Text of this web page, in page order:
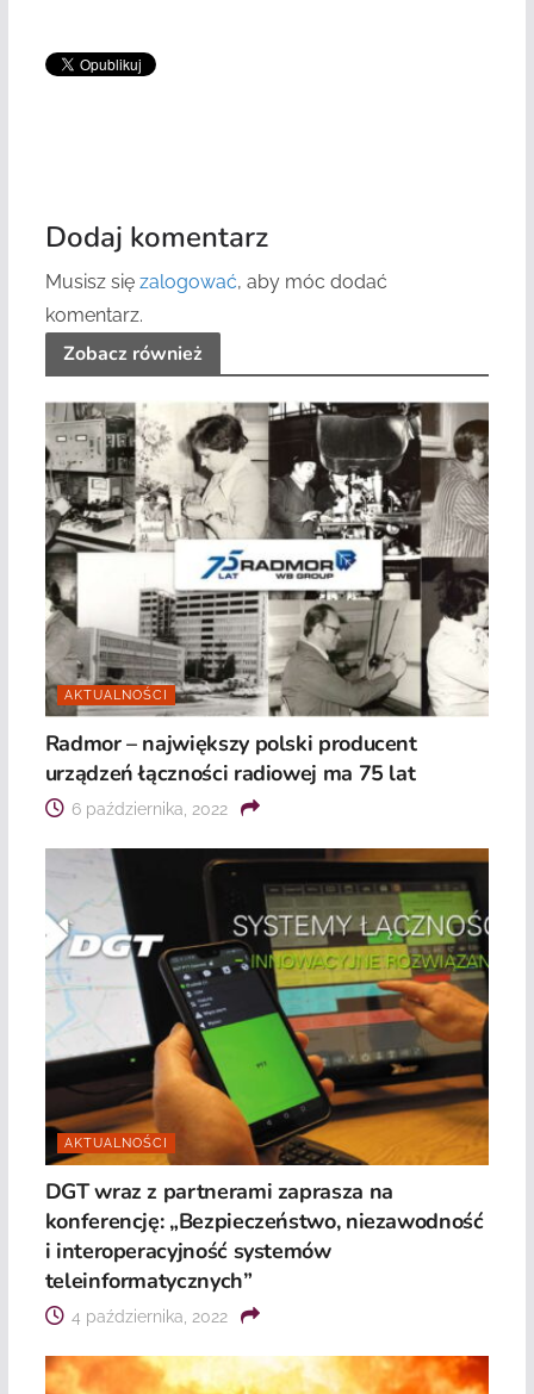
Dodaj komentarz
Musisz się zalogować, aby móc dodać
komentarz.
Zobacz również
AKTUALNOŚCI
Radmor – największy polski producent
urządzeń łączności radiowej ma 75 lat
6 października, 2022
AKTUALNOŚCI
DGT wraz z partnerami zaprasza na
konferencję: „Bezpieczeństwo, niezawodność
i interoperacyjność systemów
teleinformatycznych”
4 października, 2022